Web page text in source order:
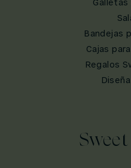
Galletas
Bandejas
Cajas
Regalos